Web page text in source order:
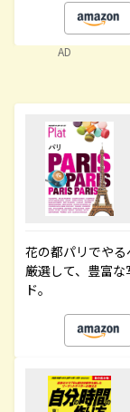
AD
花の都パリでや
厳選して、豊富
ド。